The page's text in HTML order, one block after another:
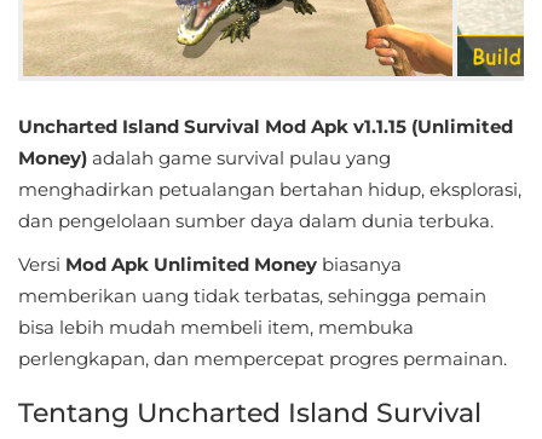
Horror
Music
Puzzle
Racing
Role
Playing
Sandbox
Uncharted Island Survival Mod Apk v1.1.15 (Unlimited
Money) adalah game survival pulau yang
menghadirkan petualangan bertahan hidup, eksplorasi,
dan pengelolaan sumber daya dalam dunia terbuka.
Versi Mod Apk Unlimited Money biasanya
memberikan uang tidak terbatas, sehingga pemain
bisa lebih mudah membeli item, membuka
perlengkapan, dan mempercepat progres permainan.
Tentang Uncharted Island Survival